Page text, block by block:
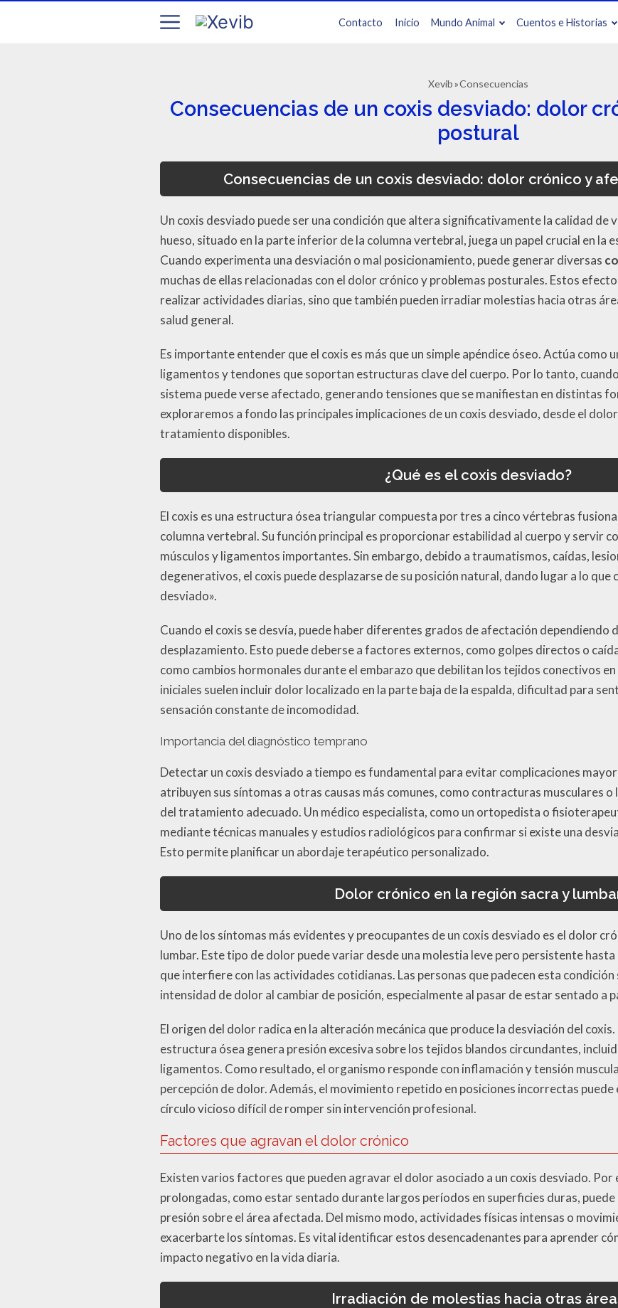
Contacto Inicio Mundo Animal Cuentos e Historias
Xevib Consecuencias
Consecuencias de un coxis desviado: dolor
postural
Consecuencias de un coxis desviado: dolor crónico y
Un coxis desviado puede ser una condición que altera significativamente la calidad de
hueso, situado en la parte inferior de la columna vertebral, juega un papel crucial en la
Cuando experimenta una desviación o mal posicionamiento, puede generar diversas
muchas de ellas relacionadas con el dolor crónico y problemas posturales. Estos
realizar actividades diarias, sino que también pueden irradiar molestias hacia otras
salud general.
Es importante entender que el coxis es más que un simple apéndice óseo. Actúa como
ligamentos y tendones que soportan estructuras clave del cuerpo. Por lo tanto,
sistema puede verse afectado, generando tensiones que se manifiestan en distintas
exploraremos a fondo las principales implicaciones de un coxis desviado, desde el
tratamiento disponibles.
¿Qué es el coxis desviado?
El coxis es una estructura ósea triangular compuesta por tres a cinco vértebras
columna vertebral. Su función principal es proporcionar estabilidad al cuerpo y servir
músculos y ligamentos importantes. Sin embargo, debido a traumatismos, caídas,
degenerativos, el coxis puede desplazarse de su posición natural, dando lugar a lo que
desviado».
Cuando el coxis se desvía, puede haber diferentes grados de afectación dependiendo
desplazamiento. Esto puede deberse a factores externos, como golpes directos o
como cambios hormonales durante el embarazo que debilitan los tejidos conectivos
iniciales suelen incluir dolor localizado en la parte baja de la espalda, dificultad para
sensación constante de incomodidad.
Importancia del diagnóstico temprano
Detectar un coxis desviado a tiempo es fundamental para evitar complicaciones
atribuyen sus síntomas a otras causas más comunes, como contracturas musculares
del tratamiento adecuado. Un médico especialista, como un ortopedista o
mediante técnicas manuales y estudios radiológicos para confirmar si existe una
Esto permite planificar un abordaje terapéutico personalizado.
Dolor crónico en la región sacra y
Uno de los síntomas más evidentes y preocupantes de un coxis desviado es el dolor
lumbar. Este tipo de dolor puede variar desde una molestia leve pero persistente
que interfiere con las actividades cotidianas. Las personas que padecen esta
intensidad de dolor al cambiar de posición, especialmente al pasar de estar sentado a
El origen del dolor radica en la alteración mecánica que produce la desviación del
estructura ósea genera presión excesiva sobre los tejidos blandos circundantes,
ligamentos. Como resultado, el organismo responde con inflamación y tensión
percepción de dolor. Además, el movimiento repetido en posiciones incorrectas
círculo vicioso difícil de romper sin intervención profesional.
Factores que agravan el dolor crónico
Existen varios factores que pueden agravar el dolor asociado a un coxis desviado.
prolongadas, como estar sentado durante largos períodos en superficies duras,
presión sobre el área afectada. Del mismo modo, actividades físicas intensas o
exacerbarte los síntomas. Es vital identificar estos desencadenantes para aprender
impacto negativo en la vida diaria.
Irradiación de molestias hacia otras